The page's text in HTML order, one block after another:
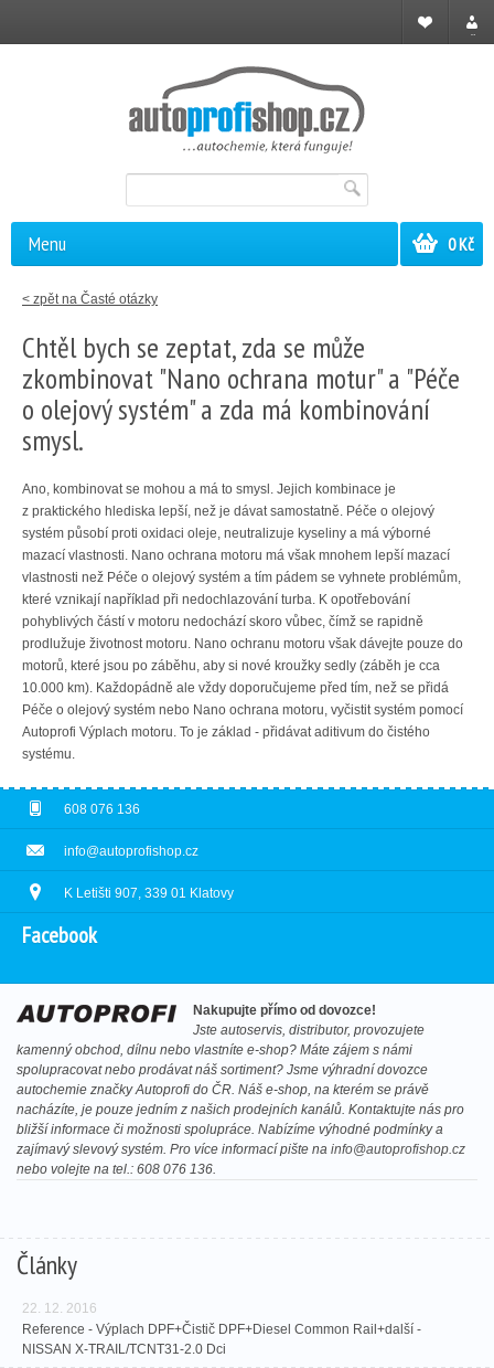
Registrace
0 Kč
Menu
< zpět na Časté otázky
Chtěl bych se zeptat, zda se může
zkombinovat "Nano ochrana motur" a "Péče
o olejový systém" a zda má kombinování
smysl.
Ano, kombinovat se mohou a má to smysl. Jejich kombinace je
z praktického hlediska lepší, než je dávat samostatně. Péče o olejový
systém působí proti oxidaci oleje, neutralizuje kyseliny a má výborné
mazací vlastnosti. Nano ochrana motoru má však mnohem lepší mazací
vlastnosti než Péče o olejový systém a tím pádem se vyhnete problémům,
které vznikají například při nedochlazování turba. K opotřebování
pohyblivých částí v motoru nedochází skoro vůbec, čímž se rapidně
prodlužuje životnost motoru. Nano ochranu motoru však dávejte pouze do
motorů, které jsou po záběhu, aby si nové kroužky sedly (záběh je cca
10.000 km). Každopádně ale vždy doporučujeme před tím, než se přidá
Péče o olejový systém nebo Nano ochrana motoru, vyčistit systém pomocí
Autoprofi Výplach motoru. To je základ - přidávat aditivum do čistého
systému.
608 076 136
info@autoprofishop.cz
K Letišti 907, 339 01 Klatovy
Facebook
Nakupujte přímo od dovozce!
Jste autoservis, distributor, provozujete
kamenný obchod, dílnu nebo vlastníte e-shop? Máte zájem s námi
spolupracovat nebo prodávat náš sortiment? Jsme výhradní dovozce
autochemie značky Autoprofi do ČR. Náš e-shop, na kterém se právě
nacházíte, je pouze jedním z našich prodejních kanálů. Kontaktujte nás pro
bližší informace či možnosti spolupráce. Nabízíme výhodné podmínky a
zajímavý slevový systém. Pro více informací pište na info@autoprofishop.cz
nebo volejte na tel.: 608 076 136.
Články
22. 12. 2016
Reference - Výplach DPF+Čistič DPF+Diesel Common Rail+další -
NISSAN X-TRAIL/TCNT31-2.0 Dci